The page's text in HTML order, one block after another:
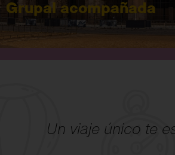
Grupal acompañada
Un viaje único te